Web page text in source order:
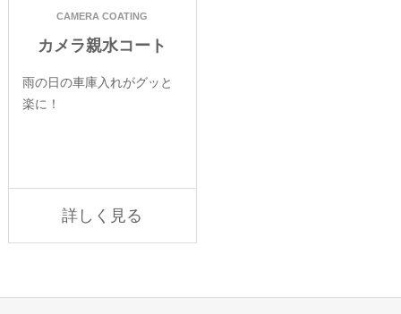
CAMERA COATING
カメラ親水コート
雨の日の車庫入れがグッと
楽に！
詳しく見る